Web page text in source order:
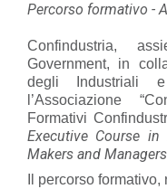
Percorso formativo -
Confindustria,
Government, in
degli Industriali
l’Associazione
Formativi
Executive Course
Makers and Managers
Il percorso